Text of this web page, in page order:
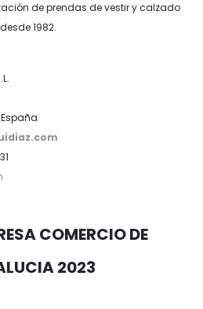
de prendas de vestir y calzado
1982.
COMERCIO DE
2023